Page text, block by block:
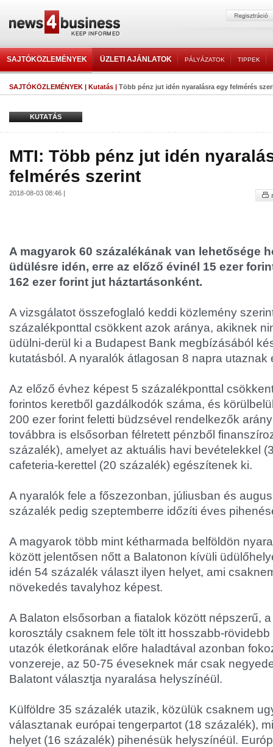
SAJTÓKÖZLEMÉNYEK ÜZLETI AJÁNLATOK PÁLYÁZATOK TIPPEK
SAJTÓKÖZLEMÉNYEK | Kutatás | Több pénz jut idén nyaralásra egy felmérés
KUTATÁS
MTI: Több pénz jut idén
felmérés szerint
2018-08-03 08:46 |
A magyarok 60 százalékának van lehetősége
üdülésre idén, erre az előző évinél 15 ezer
162 ezer forint jut háztartásonként.
A vizsgálatot összefoglaló keddi közlemény
százalékponttal csökkent azok aránya, akiknek
üdülni-derül ki a Budapest Bank megbízásából
kutatásból. A nyaralók átlagosan 8 napra utaznak
Az előző évhez képest 5 százalékponttal
forintos keretből gazdálkodók száma, és
200 ezer forint feletti büdzsével rendelkezők
továbbra is elsősorban félretett pénzből
százalék), amelyet az aktuális havi bevételekkel
cafeteria-kerettel (20 százalék) egészítenek ki.
A nyaralók fele a főszezonban, júliusban és
százalék pedig szeptemberre időzíti éves
A magyarok több mint kétharmada belföldön
között jelentősen nőtt a Balatonon kívüli
idén 54 százalék választ ilyen helyet, ami
növekedés tavalyhoz képest.
A Balaton elsősorban a fiatalok között népszerű,
korosztály csaknem fele tölt itt hosszabb-
utazók életkorának előre haladtával azonban
vonzereje, az 50-75 éveseknek már csak
Balatont választja nyaralása helyszínéül.
Külföldre 35 százalék utazik, közülük csaknem
választanak európai tengerpartot (18 százalék),
helyet (16 százalék) pihenésük helyszínéül.